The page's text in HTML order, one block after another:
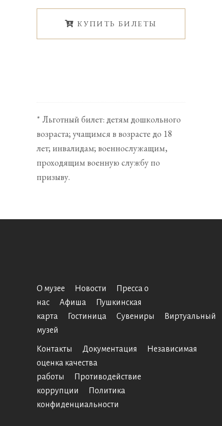
КУПИТЬ БИЛЕТЫ
* Льготный билет: детям дошкольного
возраста; учащимся в возрасте до 18
лет; инвалидам; военнослужащим,
проходящим военную службу по
призыву.
О музее Новости
Пресса о
нас
Афиша
Пушкинская
карта
Гостиница Сувениры
Виртуальный
музей
Контакты Документация
Независимая
оценка качества
работы
Противодействие
коррупции
Политика
конфиденциальности